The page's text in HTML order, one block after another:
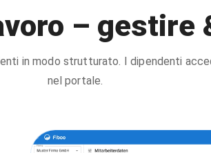
– gestire
in modo strutturato. I dipendenti
nel portale.